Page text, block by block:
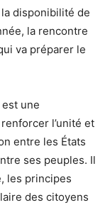
disponibilité de
la rencontre
va préparer le
est une
l’unité et
entre les États
ses peuples. Il
les principes
des citoyens